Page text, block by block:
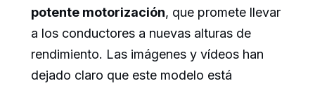
potente motorización, que promete llevar
a los conductores a nuevas alturas de
rendimiento. Las imágenes y vídeos han
dejado claro que este modelo está